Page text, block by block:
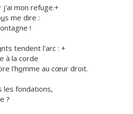
j'ai mon refuge.+
us me dire :
!
nts tendent l'arc : +
à la corde
l'homme au cœur droit.
les fondations,
?